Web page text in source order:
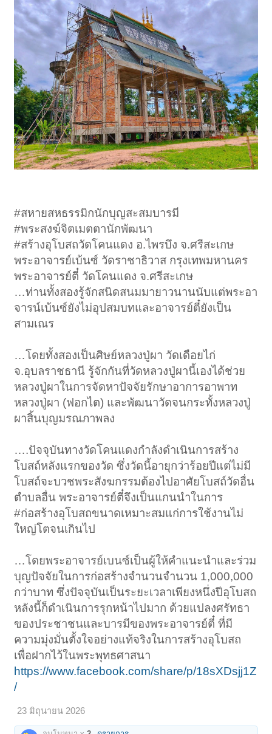
#สหายสหธรรมิกนักบุญสะสมบารมี
#พระสงฆ์จิตเมตตานักพัฒนา
#สร้างอุโบสถวัดโคนแดง อ.ไพรบึง จ.ศรีสะเกษ
พระอาจารย์เบ้นซ์ วัดราชาธิวาส กรุงเทพมหานคร
พระอาจารย์ตี๋ วัดโคนแดง จ.ศรีสะเกษ
…ท่านทั้งสองรู้จักสนิดสนมมายาวนานนับแต่พระอา
จารน์เบ้นซ์ยังไม่อุปสมบทและอาจารย์ตี๋ยังเป็น
สามเณร
…โดยทั้งสองเป็นศิษย์หลวงปู่ผา วัดเดือยไก่
จ.อุบลราชธานี รู้จักกันที่วัดหลวงปู่ผานี้เองได้ช่วย
หลวงปู่ผาในการจัดหาปัจจัยรักษาอาการอาพาท
หลวงปู่ผา (ฟอกไต) และพัฒนาวัดจนกระทั้งหลวงปู่
ผาสิ้นบุญมรณภาพลง
….ปัจจุบันทางวัดโคนแดงกำลังดำเนินการสร้าง
โบสถ์หลังแรกของวัด ซึ่งวัดนี้อายุกว่าร้อยปีแต่ไม่มี
โบสถ์จะบวชพระสังฆกรรมต้องไปอาศัยโบสถ์วัดอื่น
ตำบลอื่น พระอาจารย์ตี๋จึงเป็นแกนนำในการ
#ก่อสร้างอุโบสถขนาดเหมาะสมแก่การใช้งานไม่
ใหญ่โตจนเกินไป
…โดยพระอาจารย์เบนซ์เป็นผู้ให้คำแนะนำและร่วม
บุญปัจจัยในการก่อสร้างจำนวนจำนวน 1,000,000
กว่าบาท ซึ่งปัจจุบันเป็นระยะเวลาเพียงหนึ่งปีอุโบสถ
หลังนี้ก็ดำเนินการรุกหน้าไปมาก ด้วยแปลงศรัทธา
ของประชาชนและบารมีของพระอาจารย์ตี๋ ที่มี
ความมุ่งมั่นตั้งใจอย่างแท้จริงในการสร้างอุโบสถ
เพื่อฝากไว้ในพระพุทธศาสนา
https://www.facebook.com/share/p/18sXDsjj1Z
/
23 มิถุนายน 2026